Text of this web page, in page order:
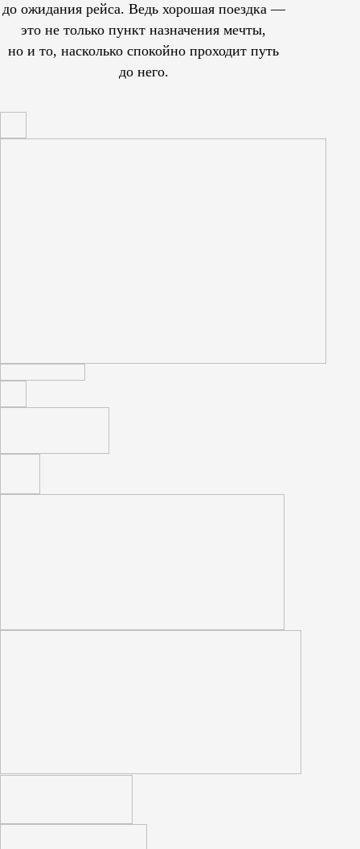
до ожидания рейса. Ведь хорошая поездка —
это не только пункт назначения мечты,
но и то, насколько спокойно проходит путь
до него.